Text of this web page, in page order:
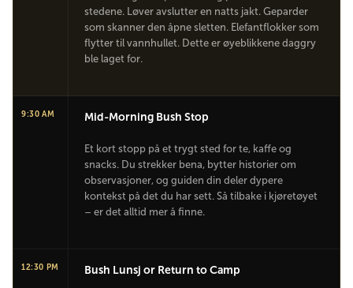
stedene. Løver avslutter en natts jakt. Geparder
som skanner den åpne sletten. Elefantflokker som
flytter til vannhullet. Dette er øyeblikkene daggry
ble laget for.
9:30 AM Mid-Morning Bush Stop
Et kort stopp på et trygt sted for te, kaffe og
snacks. Du strekker bena, bytter historier om
observasjoner, og guiden din deler dypere
kontekst på det du har sett. Så tilbake i kjøretøyet
– er det alltid mer å finne.
12:30 PM Bush Lunsj or Return to Camp